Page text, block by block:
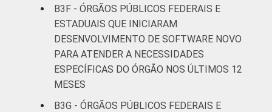
B3F - ÓRGÃOS PÚBLICOS FEDERAIS E
ESTADUAIS QUE INICIARAM
DESENVOLVIMENTO DE SOFTWARE NOVO
PARA ATENDER A NECESSIDADES
ESPECÍFICAS DO ÓRGÃO NOS ÚLTIMOS 12
MESES
B3G - ÓRGÃOS PÚBLICOS FEDERAIS E